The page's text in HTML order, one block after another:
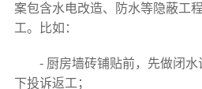
案包含水电改造、防水等隐蔽工
工。比如：
- 厨房墙砖铺贴前，先做闭
下投诉返工；